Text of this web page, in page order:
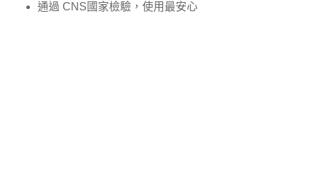
通過 CNS國家檢驗，使用最安心